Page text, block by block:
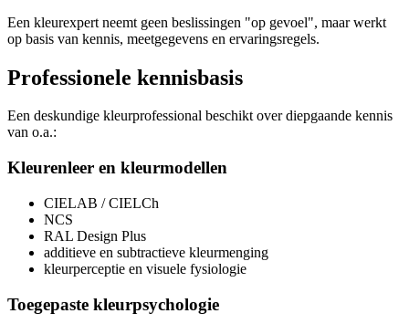
Een kleurexpert neemt geen beslissingen "op gevoel", maar werkt
op basis van kennis, meetgegevens en ervaringsregels.
Professionele kennisbasis
Een deskundige kleurprofessional beschikt over diepgaande kennis
van o.a.:
Kleurenleer en kleurmodellen
CIELAB / CIELCh
NCS
RAL Design Plus
additieve en subtractieve kleurmenging
kleurperceptie en visuele fysiologie
Toegepaste kleurpsychologie